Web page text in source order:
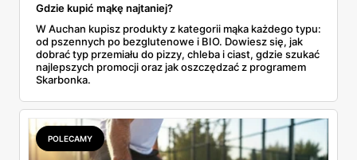
Gdzie kupić mąkę najtaniej?
W Auchan kupisz produkty z kategorii mąka każdego typu:
od pszennych po bezglutenowe i BIO. Dowiesz się, jak
dobrać typ przemiału do pizzy, chleba i ciast, gdzie szukać
najlepszych promocji oraz jak oszczędzać z programem
Skarbonka.
POLECAMY